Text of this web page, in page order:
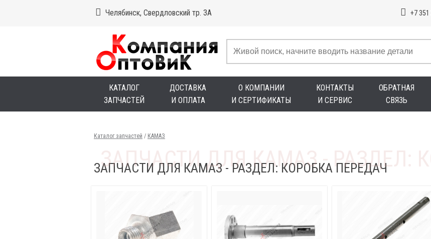
Челябинск, Свердловский тр. 3А +7 351
КАТАЛОГ
ЗАПЧАСТЕЙ
ДОСТАВКА
И ОПЛАТА
О КОМПАНИИ
И СЕРТИФИКАТЫ
КОНТАКТЫ
И СЕРВИС
ОБРАТНАЯ
СВЯЗЬ
Каталог запчастей / КАМАЗ
ЗАПЧАСТИ ДЛЯ КАМАЗ - РАЗДЕЛ: КОРОБКА ПЕРЕДАЧ